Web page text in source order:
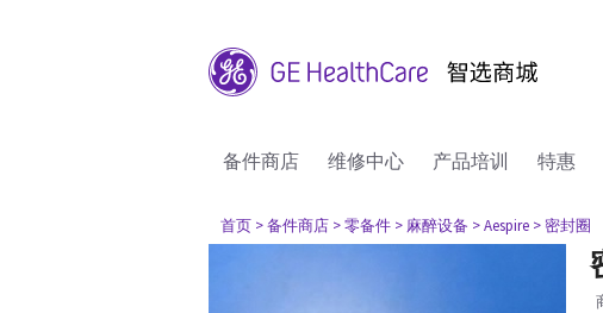
备件商店 维修中心 产品培训 特惠
首页 > 备件商店 > 零备件 > 麻醉设备 > Aespire > 密封圈